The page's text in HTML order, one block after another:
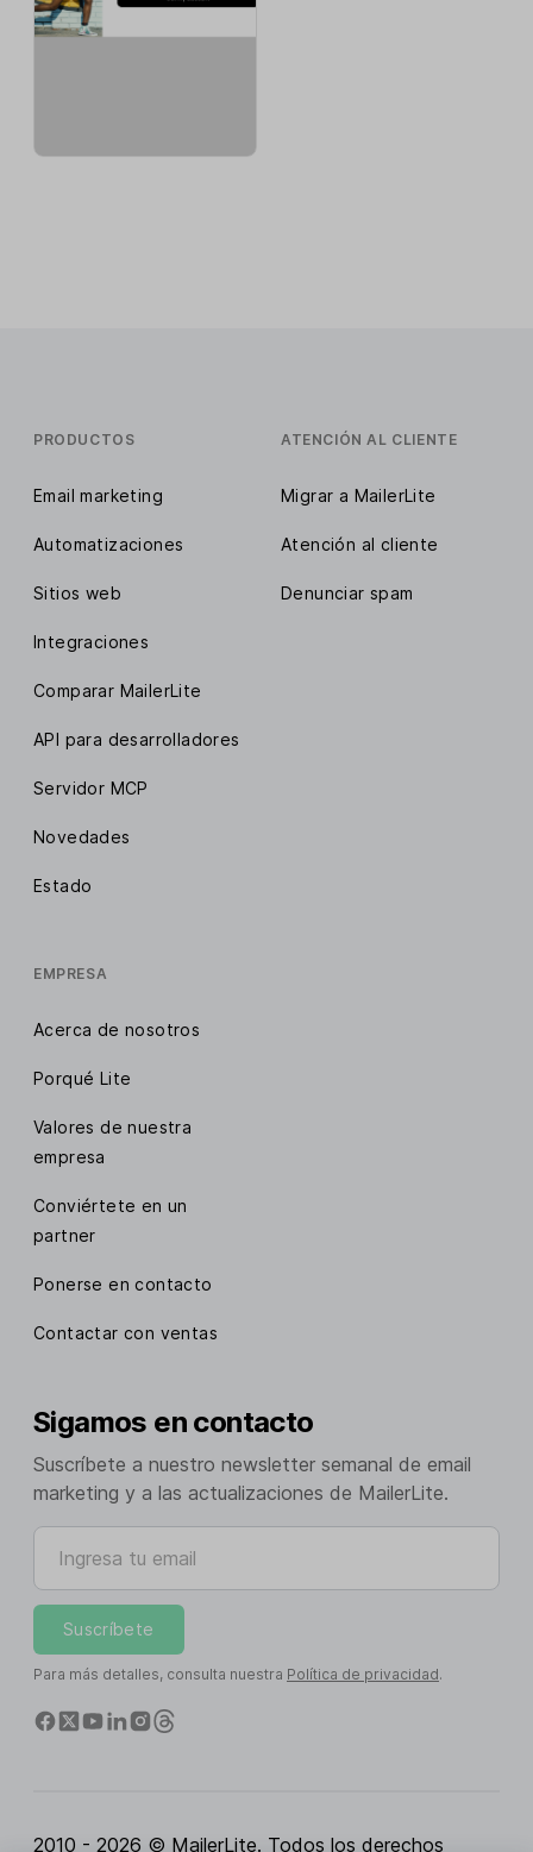
PRODUCTOS
Email marketing
Automatizaciones
Sitios web
Integraciones
Comparar MailerLite
API para desarrolladores
Servidor MCP
Novedades
Estado
ATENCIÓN AL CLIENTE
Migrar a MailerLite
Atención al cliente
Denunciar spam
EMPRESA
Acerca de nosotros
Porqué Lite
Valores de nuestra
empresa
Conviértete en un
partner
Ponerse en contacto
Contactar con ventas
Sigamos en contacto
Suscríbete a nuestro newsletter semanal de email
marketing y a las actualizaciones de MailerLite.
Ingresa tu email
Suscríbete
Para más detalles, consulta nuestra Política de privacidad.
2010 - 2026 © MailerLite. Todos los derechos